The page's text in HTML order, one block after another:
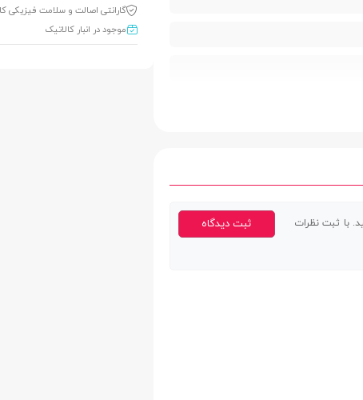
با ثبت نظرات
ثبت دیدگاه
گارانتی اصالت و سلامت فیزیکی
موجود در انبار کالاتیک